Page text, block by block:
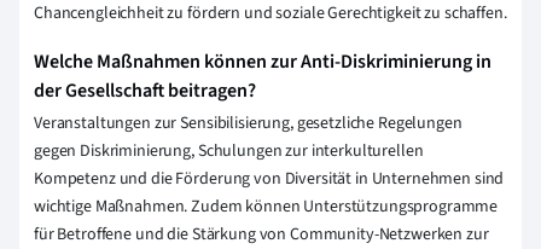
Chancengleichheit zu fördern und soziale Gerechtigkeit zu schaffen.
Welche Maßnahmen können zur Anti-Diskriminierung in
der Gesellschaft beitragen?
Veranstaltungen zur Sensibilisierung, gesetzliche Regelungen
gegen Diskriminierung, Schulungen zur interkulturellen
Kompetenz und die Förderung von Diversität in Unternehmen sind
wichtige Maßnahmen. Zudem können Unterstützungsprogramme
für Betroffene und die Stärkung von Community-Netzwerken zur